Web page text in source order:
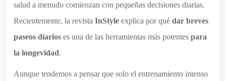
salud a menudo comienzan con pequeñas decisiones diarias.
Recientemente, la revista InStyle explica por qué dar breves
paseos diarios es una de las herramientas más potentes para
la longevidad.
Aunque tendemos a pensar que solo el entrenamiento intenso